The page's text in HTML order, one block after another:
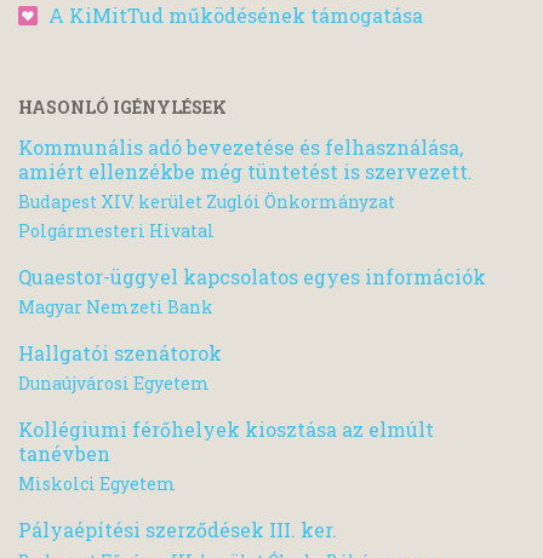
A KiMitTud működésének támogatása
HASONLÓ IGÉNYLÉSEK
Kommunális adó bevezetése és felhasználása,
amiért ellenzékbe még tüntetést is szervezett.
Budapest XIV. kerület Zuglói Önkormányzat
Polgármesteri Hivatal
Quaestor-üggyel kapcsolatos egyes információk
Magyar Nemzeti Bank
Hallgatói szenátorok
Dunaújvárosi Egyetem
Kollégiumi férőhelyek kiosztása az elmúlt
tanévben
Miskolci Egyetem
Pályaépítési szerződések III. ker.